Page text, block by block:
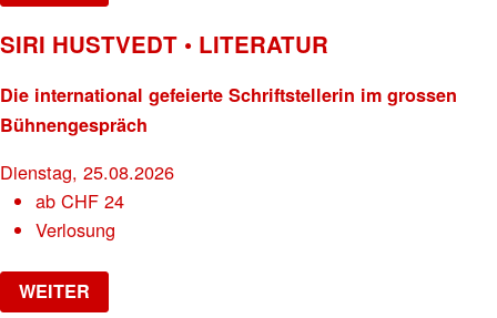
SIRI HUSTVEDT • LITERATUR
Die international gefeierte Schriftstellerin im grossen
Bühnengespräch
Dienstag, 25.08.2026
abCHF 24
Verlosung
WEITER